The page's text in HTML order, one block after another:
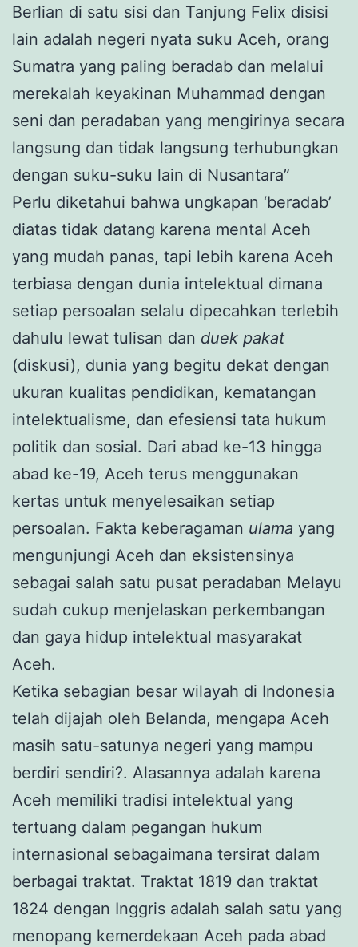
Berlian di satu sisi dan Tanjung Felix disisi
lain adalah negeri nyata suku Aceh, orang
Sumatra yang paling beradab dan melalui
merekalah keyakinan Muhammad dengan
seni dan peradaban yang mengirinya secara
langsung dan tidak langsung terhubungkan
dengan suku-suku lain di Nusantara”
Perlu diketahui bahwa ungkapan ‘beradab’
diatas tidak datang karena mental Aceh
yang mudah panas, tapi lebih karena Aceh
terbiasa dengan dunia intelektual dimana
setiap persoalan selalu dipecahkan terlebih
dahulu lewat tulisan dan duek pakat
(diskusi), dunia yang begitu dekat dengan
ukuran kualitas pendidikan, kematangan
intelektualisme, dan efesiensi tata hukum
politik dan sosial. Dari abad ke-13 hingga
abad ke-19, Aceh terus menggunakan
kertas untuk menyelesaikan setiap
persoalan. Fakta keberagaman ulama yang
mengunjungi Aceh dan eksistensinya
sebagai salah satu pusat peradaban Melayu
sudah cukup menjelaskan perkembangan
dan gaya hidup intelektual masyarakat
Aceh.
Ketika sebagian besar wilayah di Indonesia
telah dijajah oleh Belanda, mengapa Aceh
masih satu-satunya negeri yang mampu
berdiri sendiri?. Alasannya adalah karena
Aceh memiliki tradisi intelektual yang
tertuang dalam pegangan hukum
internasional sebagaimana tersirat dalam
berbagai traktat. Traktat 1819 dan traktat
1824 dengan Inggris adalah salah satu yang
menopang kemerdekaan Aceh pada abad